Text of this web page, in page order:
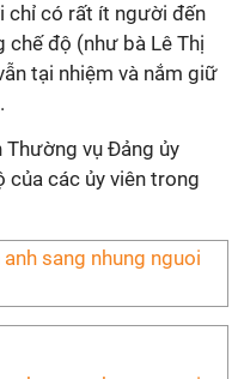
chỉ có rất ít người đến
độ (như bà Lê Thị
tại nhiệm và nắm giữ
Thường vụ Đảng ủy
của các ủy viên trong